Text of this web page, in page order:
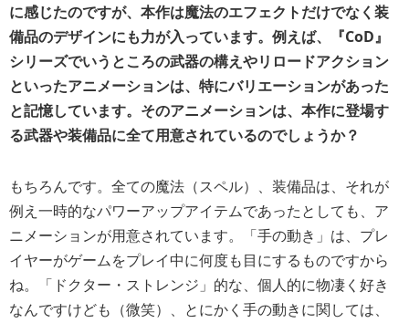
に感じたのですが、本作は魔法のエフェクトだけでなく装
備品のデザインにも力が入っています。例えば、『CoD』
シリーズでいうところの武器の構えやリロードアクション
といったアニメーションは、特にバリエーションがあった
と記憶しています。そのアニメーションは、本作に登場す
る武器や装備品に全て用意されているのでしょうか？
もちろんです。全ての魔法（スペル）、装備品は、それが
例え一時的なパワーアップアイテムであったとしても、ア
ニメーションが用意されています。「手の動き」は、プレ
イヤーがゲームをプレイ中に何度も目にするものですから
ね。「ドクター・ストレンジ」的な、個人的に物凄く好き
なんですけども（微笑）、とにかく手の動きに関しては、